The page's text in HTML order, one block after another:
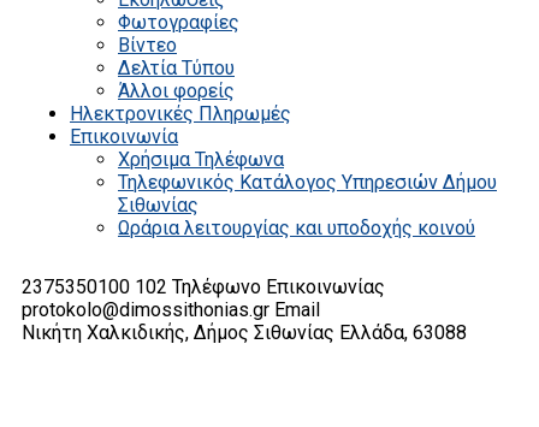
Φωτογραφίες
Βίντεο
Δελτία Τύπου
Άλλοι φορείς
Ηλεκτρονικές Πληρωμές
Επικοινωνία
Χρήσιμα Τηλέφωνα
Τηλεφωνικός Κατάλογος Υπηρεσιών Δήμου
Σιθωνίας
Ωράρια λειτουργίας και υποδοχής κοινού
2375350100 102 Τηλέφωνο Επικοινωνίας
protokolo@dimossithonias.gr Email
Νικήτη Χαλκιδικής, Δήμος Σιθωνίας Ελλάδα, 63088